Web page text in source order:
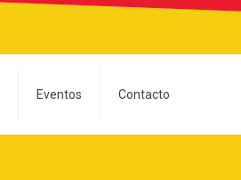
Eventos Contacto